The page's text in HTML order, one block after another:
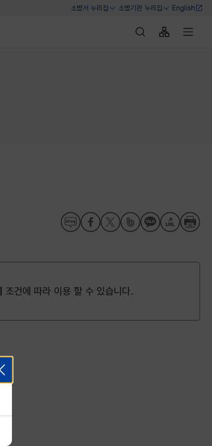
소방서 누리집
열기
소방기관 누리집
열기
English
통합검색 바로가기
사이트맵 바
전체메
조건에 따라 이용 할 수 있습니다.